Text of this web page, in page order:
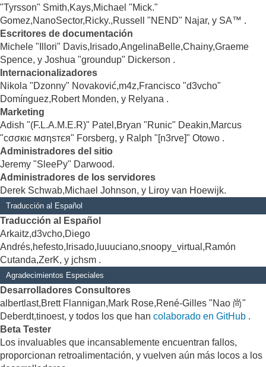
"Tyrsson" Smith,Kays,Michael "Mick."
Gomez,NanoSector,Ricky.,Russell "NEND" Najar, y SA™ .
Escritores de documentación
Michele "Illori" Davis,Irisado,AngelinaBelle,Chainy,Graeme
Spence, y Joshua "groundup" Dickerson .
Internacionalizadores
Nikola "Dzonny" Novaković,m4z,Francisco "d3vcho"
Domínguez,Robert Monden, y Relyana .
Marketing
Adish "(F.L.A.M.E.R)" Patel,Bryan "Runic" Deakin,Marcus
"cσσкιє мσηѕтєя" Forsberg, y Ralph "[n3rve]" Otowo .
Administradores del sitio
Jeremy "SleePy" Darwood.
Administradores de los servidores
Derek Schwab,Michael Johnson, y Liroy van Hoewijk.
Traducción al Español
Traducción al Español
Arkaitz,d3vcho,Diego
Andrés,hefesto,Irisado,luuuciano,snoopy_virtual,Ramón
Cutanda,ZerK, y jchsm .
Agradecimientos Especiales
Desarrolladores Consultores
albertlast,Brett Flannigan,Mark Rose,René-Gilles "Nao 尚"
Deberdt,tinoest, y todos los que han colaborado en GitHub .
Beta Tester
Los invaluables que incansablemente encuentran fallos,
proporcionan retroalimentación, y vuelven aún más locos a los